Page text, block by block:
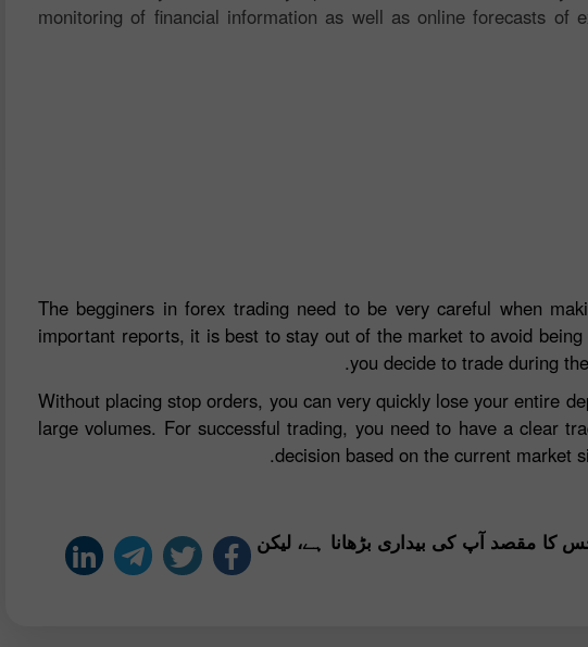
monitoring of financial information as well as online forecasts
The begginers in forex trading need to be very careful when
important reports, it is best to stay out of the market to avoid
you decide to trade during
Without placing stop orders, you can very quickly lose your entire
large volumes. For successful trading, you need to have a clear
decision based on the current market
کا مقصد آپ کی بیداری بڑھانا ہے، لیکن